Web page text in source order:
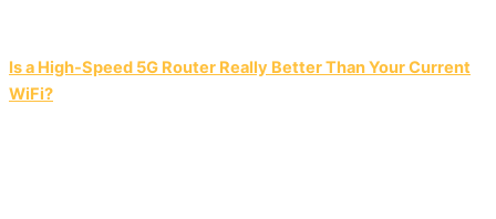
Is a High-Speed 5G Router Really Better Than Your Current
WiFi?